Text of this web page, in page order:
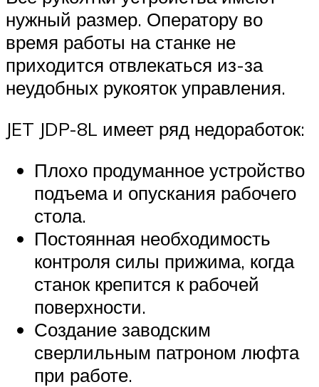
нужный размер. Оператору во
время работы на станке не
приходится отвлекаться из-за
неудобных рукояток управления.
JET JDP-8L имеет ряд недоработок:
Плохо продуманное устройство
подъема и опускания рабочего
стола.
Постоянная необходимость
контроля силы прижима, когда
станок крепится к рабочей
поверхности.
Создание заводским
сверлильным патроном люфта
при работе.